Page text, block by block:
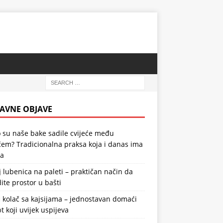
OBJAVE
su naše bake sadile cvijeće među
Tradicionalna praksa koja i danas ima
lubenica na paleti – praktičan način da
prostor u bašti
kolač sa kajsijama – jednostavan domaći
koji uvijek uspijeva